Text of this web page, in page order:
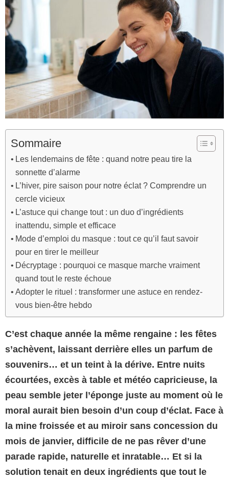
Sommaire
Les lendemains de fête : quand notre peau tire la
sonnette d’alarme
L’hiver, pire saison pour notre éclat ? Comprendre un
cercle vicieux
L’astuce qui change tout : un duo d’ingrédients
inattendu, simple et efficace
Mode d’emploi du masque : tout ce qu’il faut savoir
pour en tirer le meilleur
Décryptage : pourquoi ce masque marche vraiment
quand tout le reste échoue
Adopter le rituel : transformer une astuce en rendez-
vous bien-être hebdo
C’est chaque année la même rengaine : les fêtes
s’achèvent, laissant derrière elles un parfum de
souvenirs… et un teint à la dérive. Entre nuits
écourtées, excès à table et météo capricieuse, la
peau semble jeter l’éponge juste au moment où le
moral aurait bien besoin d’un coup d’éclat. Face à
la mine froissée et au miroir sans concession du
mois de janvier, difficile de ne pas rêver d’une
parade rapide, naturelle et inratable… Et si la
solution tenait en deux ingrédients que tout le